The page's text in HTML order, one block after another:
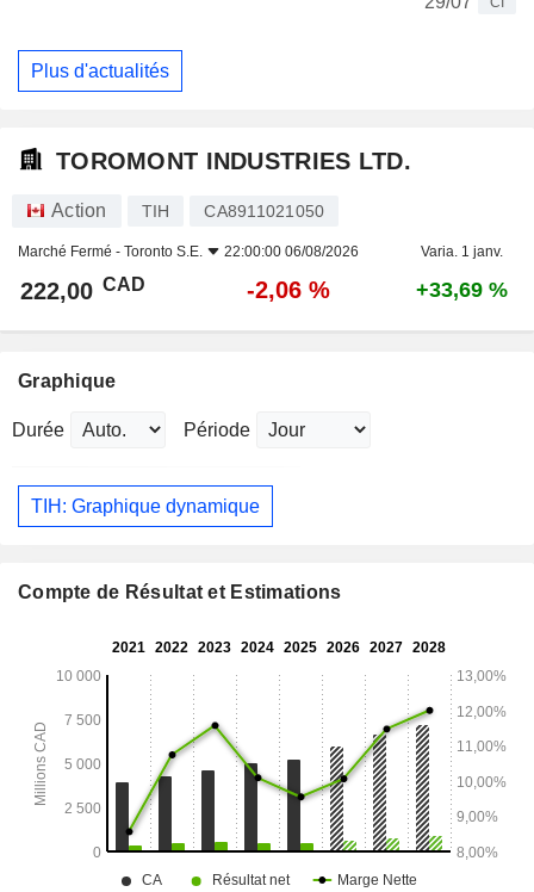
Plus d'actualités
TOROMONT INDUSTRIES LTD.
Action TIH CA8911021050
Marché Fermé - Toronto S.E. 22:00:00 06/08/2026 Varia. 1 janv.
222,00 CAD -2,06 % +33,69 %
Graphique
Durée Période
TIH: Graphique dynamique
Compte de Résultat et Estimations